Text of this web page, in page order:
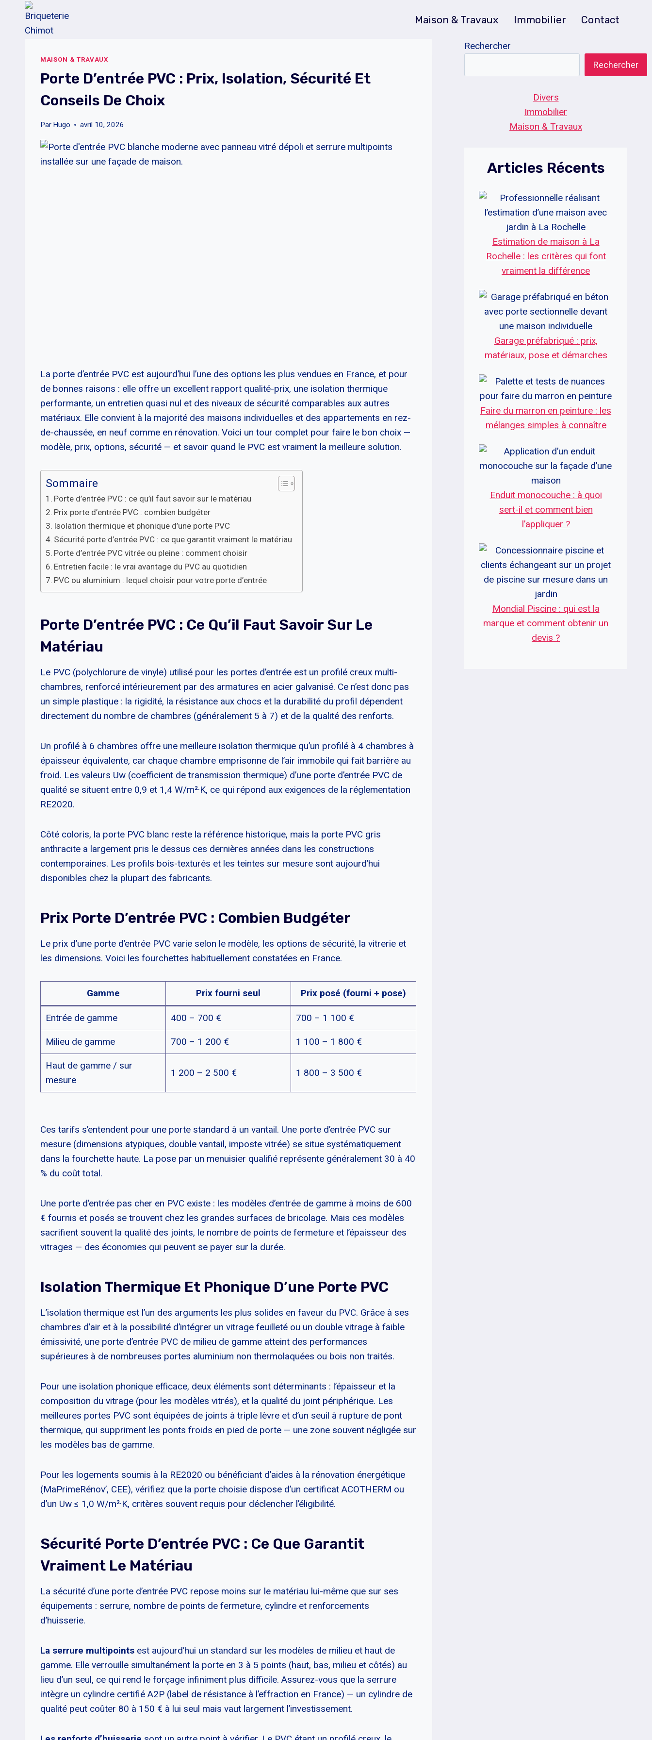
contenu
Maison & Travaux Immobilier Contact
MAISON & TRAVAUX
Porte D’entrée PVC : Prix, Isolation, Sécurité Et
Conseils De Choix
Par Hugo avril 10, 2026
La porte d’entrée PVC est aujourd’hui l’une des options les plus vendues en France, et pour
de bonnes raisons : elle offre un excellent rapport qualité-prix, une isolation thermique
performante, un entretien quasi nul et des niveaux de sécurité comparables aux autres
matériaux. Elle convient à la majorité des maisons individuelles et des appartements en rez-
de-chaussée, en neuf comme en rénovation. Voici un tour complet pour faire le bon choix —
modèle, prix, options, sécurité — et savoir quand le PVC est vraiment la meilleure solution.
Sommaire
Porte d’entrée PVC : ce qu’il faut savoir sur le matériau
Prix porte d’entrée PVC : combien budgéter
Isolation thermique et phonique d’une porte PVC
Sécurité porte d’entrée PVC : ce que garantit vraiment le matériau
Porte d’entrée PVC vitrée ou pleine : comment choisir
Entretien facile : le vrai avantage du PVC au quotidien
PVC ou aluminium : lequel choisir pour votre porte d’entrée
Porte D’entrée PVC : Ce Qu’il Faut Savoir Sur Le
Matériau
Le PVC (polychlorure de vinyle) utilisé pour les portes d’entrée est un profilé creux multi-
chambres, renforcé intérieurement par des armatures en acier galvanisé. Ce n’est donc pas
un simple plastique : la rigidité, la résistance aux chocs et la durabilité du profil dépendent
directement du nombre de chambres (généralement 5 à 7) et de la qualité des renforts.
Un profilé à 6 chambres offre une meilleure isolation thermique qu’un profilé à 4 chambres à
épaisseur équivalente, car chaque chambre emprisonne de l’air immobile qui fait barrière au
froid. Les valeurs Uw (coefficient de transmission thermique) d’une porte d’entrée PVC de
qualité se situent entre 0,9 et 1,4 W/m²·K, ce qui répond aux exigences de la réglementation
RE2020.
Côté coloris, la porte PVC blanc reste la référence historique, mais la porte PVC gris
anthracite a largement pris le dessus ces dernières années dans les constructions
contemporaines. Les profils bois-texturés et les teintes sur mesure sont aujourd’hui
disponibles chez la plupart des fabricants.
Prix Porte D’entrée PVC : Combien Budgéter
Le prix d’une porte d’entrée PVC varie selon le modèle, les options de sécurité, la vitrerie et
les dimensions. Voici les fourchettes habituellement constatées en France.
Gamme Prix fourni seul Prix posé (fourni + pose)
Entrée de gamme 400 – 700 € 700 – 1 100 €
Milieu de gamme 700 – 1 200 € 1 100 – 1 800 €
Haut de gamme / sur
mesure
1 200 – 2 500 € 1 800 – 3 500 €
Ces tarifs s’entendent pour une porte standard à un vantail. Une porte d’entrée PVC sur
mesure (dimensions atypiques, double vantail, imposte vitrée) se situe systématiquement
dans la fourchette haute. La pose par un menuisier qualifié représente généralement 30 à 40
% du coût total.
Une porte d’entrée pas cher en PVC existe : les modèles d’entrée de gamme à moins de 600
€ fournis et posés se trouvent chez les grandes surfaces de bricolage. Mais ces modèles
sacrifient souvent la qualité des joints, le nombre de points de fermeture et l’épaisseur des
vitrages — des économies qui peuvent se payer sur la durée.
Isolation Thermique Et Phonique D’une Porte PVC
L’isolation thermique est l’un des arguments les plus solides en faveur du PVC. Grâce à ses
chambres d’air et à la possibilité d’intégrer un vitrage feuilleté ou un double vitrage à faible
émissivité, une porte d’entrée PVC de milieu de gamme atteint des performances
supérieures à de nombreuses portes aluminium non thermolaquées ou bois non traités.
Pour une isolation phonique efficace, deux éléments sont déterminants : l’épaisseur et la
composition du vitrage (pour les modèles vitrés), et la qualité du joint périphérique. Les
meilleures portes PVC sont équipées de joints à triple lèvre et d’un seuil à rupture de pont
thermique, qui suppriment les ponts froids en pied de porte — une zone souvent négligée sur
les modèles bas de gamme.
Pour les logements soumis à la RE2020 ou bénéficiant d’aides à la rénovation énergétique
(MaPrimeRénov’, CEE), vérifiez que la porte choisie dispose d’un certificat ACOTHERM ou
d’un Uw ≤ 1,0 W/m²·K, critères souvent requis pour déclencher l’éligibilité.
Sécurité Porte D’entrée PVC : Ce Que Garantit
Vraiment Le Matériau
La sécurité d’une porte d’entrée PVC repose moins sur le matériau lui-même que sur ses
équipements : serrure, nombre de points de fermeture, cylindre et renforcements
d’huisserie.
La serrure multipoints est aujourd’hui un standard sur les modèles de milieu et haut de
gamme. Elle verrouille simultanément la porte en 3 à 5 points (haut, bas, milieu et côtés) au
lieu d’un seul, ce qui rend le forçage infiniment plus difficile. Assurez-vous que la serrure
intègre un cylindre certifié A2P (label de résistance à l’effraction en France) — un cylindre de
qualité peut coûter 80 à 150 € à lui seul mais vaut largement l’investissement.
Rechercher
Rechercher
Divers
Immobilier
Maison & Travaux
Articles Récents
Estimation de maison à La
Rochelle : les critères qui font
vraiment la différence
Garage préfabriqué : prix,
matériaux, pose et démarches
Faire du marron en peinture : les
mélanges simples à connaître
Enduit monocouche : à quoi
sert-il et comment bien
l’appliquer ?
Mondial Piscine : qui est la
marque et comment obtenir un
devis ?